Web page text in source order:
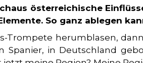
Max-
61184
Tel.: 069
info@the-
österreichische
So ganz ablegen
Trompete herumblasen,
Spanier, in Deutschland